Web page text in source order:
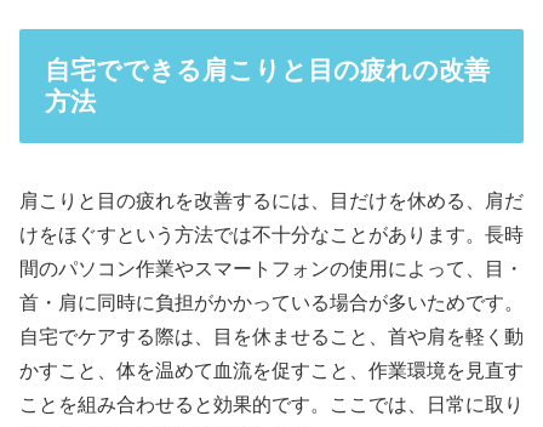
自宅でできる肩こりと目の疲れの改善
方法
肩こりと目の疲れを改善するには、目だけを休める、肩だ
けをほぐすという方法では不十分なことがあります。長時
間のパソコン作業やスマートフォンの使用によって、目・
首・肩に同時に負担がかかっている場合が多いためです。
自宅でケアする際は、目を休ませること、首や肩を軽く動
かすこと、体を温めて血流を促すこと、作業環境を見直す
ことを組み合わせると効果的です。ここでは、日常に取り